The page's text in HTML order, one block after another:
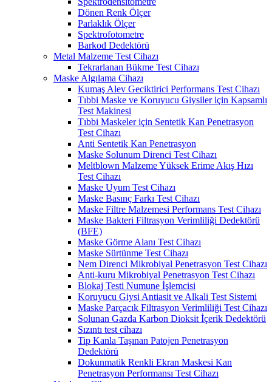
Dönen Renk Ölçer
Parlaklık Ölçer
Spektrofotometre
Barkod Dedektörü
Metal Malzeme Test Cihazı
Tekrarlanan Bükme Test Cihazı
Maske Algılama Cihazı
Kumaş Alev Geciktirici Performans Test Cihazı
Tıbbi Maske ve Koruyucu Giysiler için Kapsamlı
Test Makinesi
Tıbbi Maskeler için Sentetik Kan Penetrasyon
Test Cihazı
Anti Sentetik Kan Penetrasyon
Maske Solunum Direnci Test Cihazı
Meltblown Malzeme Yüksek Erime Akış Hızı
Test Cihazı
Maske Uyum Test Cihazı
Maske Basınç Farkı Test Cihazı
Maske Filtre Malzemesi Performans Test Cihazı
Maske Bakteri Filtrasyon Verimliliği Dedektörü
(BFE)
Maske Görme Alanı Test Cihazı
Maske Sürtünme Test Cihazı
Nem Direnci Mikrobiyal Penetrasyon Test Cihazı
Anti-kuru Mikrobiyal Penetrasyon Test Cihazı
Blokaj Testi Numune İşlemcisi
Koruyucu Giysi Antiasit ve Alkali Test Sistemi
Maske Parçacık Filtrasyon Verimliliği Test Cihazı
Solunan Gazda Karbon Dioksit İçerik Dedektörü
Sızıntı test cihazı
Tip Kanla Taşınan Patojen Penetrasyon
Dedektörü
Dokunmatik Renkli Ekran Maskesi Kan
Penetrasyon Performansı Test Cihazı